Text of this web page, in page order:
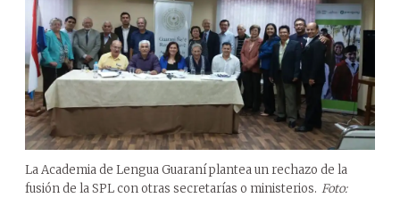
La Academia de Lengua Guaraní plantea un rechazo de la
fusión de la SPL con otras secretarías o ministerios. Foto: